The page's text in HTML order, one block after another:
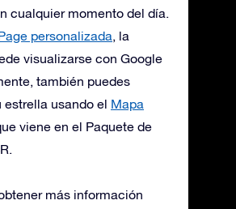
cualquier momento del día.
personalizada, la
visualizarse con Google
también puedes
estrella usando el Mapa
viene en el Paquete de
más información